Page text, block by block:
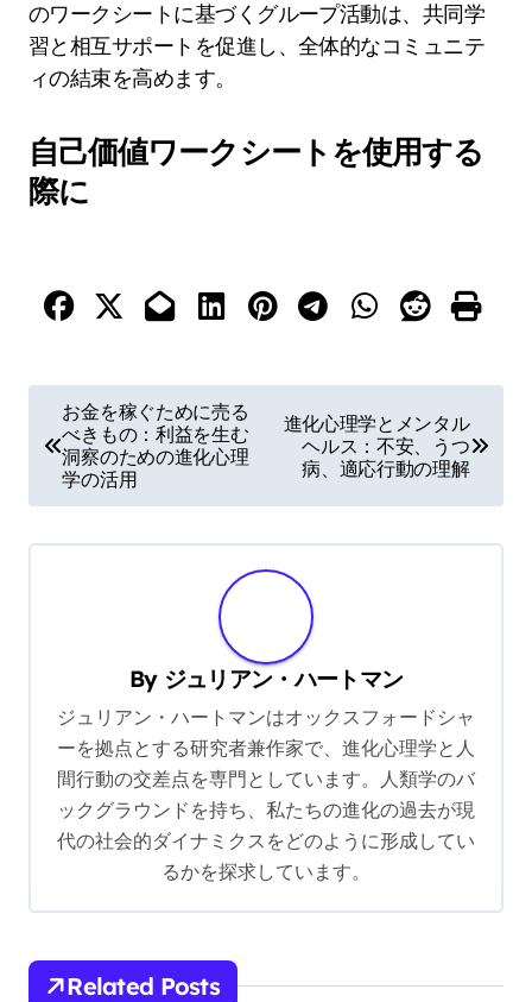
のワークシートに基づくグループ活動は、共同学
習と相互サポートを促進し、全体的なコミュニテ
ィの結束を高めます。
自己価値ワークシートを使用する
際に
o
n
お金を稼ぐために売る
べきもの：利益を生む
洞察のための進化心理
学の活用
進化心理学とメンタル
ヘルス：不安、うつ
病、適応行動の理解
By ジュリアン・ハートマン
ジュリアン・ハートマンはオックスフォードシャ
ーを拠点とする研究者兼作家で、進化心理学と人
間行動の交差点を専門としています。人類学のバ
ックグラウンドを持ち、私たちの進化の過去が現
代の社会的ダイナミクスをどのように形成してい
るかを探求しています。
Related Posts